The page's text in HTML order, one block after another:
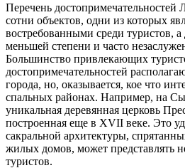
Перечень достопримечательностей
сотни объектов, одни из которых
востребованными среди туристов, а
меньшей степени и часто
Большинство привлекающих
достопримечательностей
города, но, оказывается, кое что
спальных районах. Например, на
уникальная деревянная церковь
построенная еще в XVII веке. Это
сакральной архитектуры,
жилых домов, может представлять
туристов.